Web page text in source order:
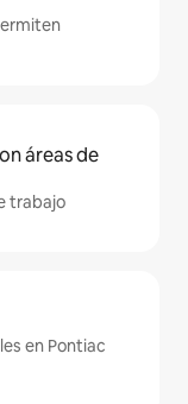
áreas de
trabajo
en Pontiac